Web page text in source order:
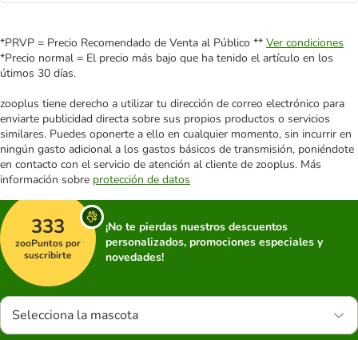
*PRVP = Precio Recomendado de Venta al Público ** Ver condiciones
*Precio normal = El precio más bajo que ha tenido el artículo en los
útimos 30 días.
zooplus tiene derecho a utilizar tu dirección de correo electrónico para
enviarte publicidad directa sobre sus propios productos o servicios
similares. Puedes oponerte a ello en cualquier momento, sin incurrir en
ningún gasto adicional a los gastos básicos de transmisión, poniéndote
en contacto con el servicio de atención al cliente de zooplus. Más
información sobre protección de datos
333
zooPuntos por
suscribirte
¡No te pierdas nuestros descuentos
personalizados, promociones especiales y
novedades!
Selecciona la mascota